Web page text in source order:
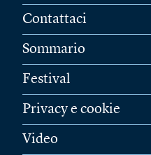
Contattaci
Sommario
Festival
Privacy e cookie
Video